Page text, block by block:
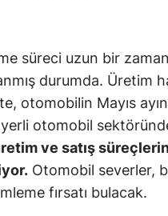
Samsun
Siirt
Sivas
Tekirdağ
süreci uzun bir
durumda. Üretim
otomobilin Mayıs
otomobil
ve satış
Otomobil severler,
fırsatı bulacak.